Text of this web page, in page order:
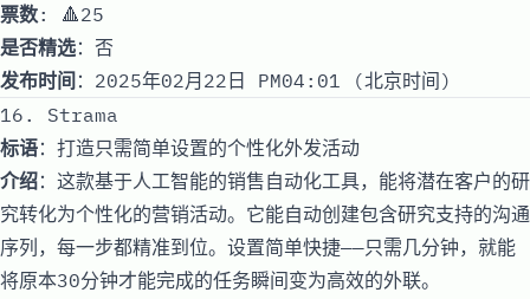
票数: 🔺25
是否精选：否
发布时间 ：2025年02月22日 PM04:01 (北京时间)
16. Strama
标语：打造只需简单设置的个性化外发活动
介绍：这款基于人工智能的销售自动化工具，能将潜在客户的研
究转化为个性化的营销活动。它能自动创建包含研究支持的沟通
序列，每一步都精准到位。设置简单快捷——只需几分钟，就能
将原本30分钟才能完成的任务瞬间变为高效的外联。